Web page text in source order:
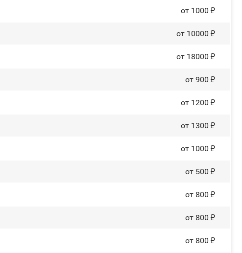
от 1000 ₽
от 10000 ₽
от 18000 ₽
от 900 ₽
от 1200 ₽
от 1300 ₽
от 1000 ₽
от 500 ₽
от 800 ₽
от 800 ₽
от 800 ₽